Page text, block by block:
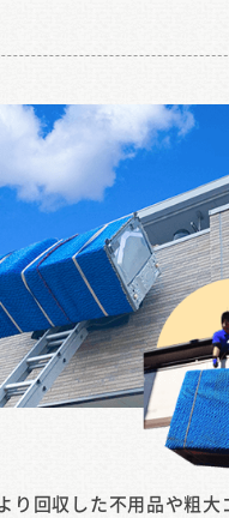
り回収した不用品や粗大